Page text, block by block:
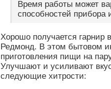
Время работы может
способностей прибора
Хорошо получается гарнир
Редмонд. В этом бытовом
приготовления пищи на
Улучшают и усиливают
следующие хитрости: